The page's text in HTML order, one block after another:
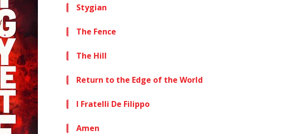
Stygian
The Fence
The Hill
Return to the Edge of the World
I Fratelli De Filippo
Amen